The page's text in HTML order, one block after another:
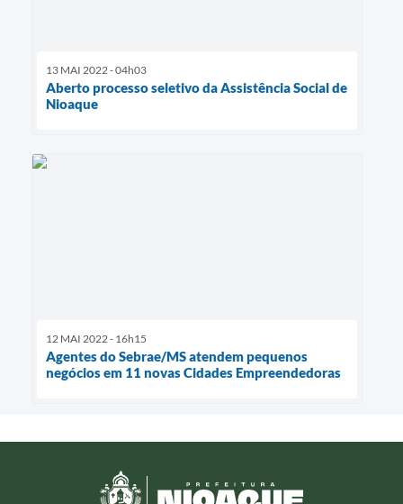
13 MAI 2022 - 04h03
Aberto processo seletivo da Assistência Social de
Nioaque
12 MAI 2022 - 16h15
Agentes do Sebrae/MS atendem pequenos
negócios em 11 novas Cidades Empreendedoras